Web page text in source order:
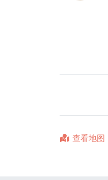
查看地图